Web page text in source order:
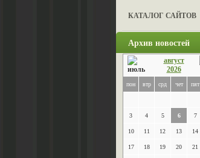
КАТАЛОГ САЙТОВ
Архив новостей
август
2026
пон втр срд чет пят
3 4 5 6 7
10 11 12 13 14
17 18 19 20 21